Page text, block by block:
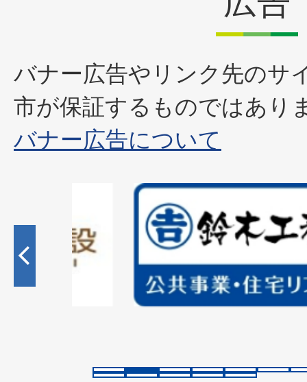
バナー広告やリンク先のサ
市が保証するものではあり
バナー広告について
2
枚
目
の
ラ